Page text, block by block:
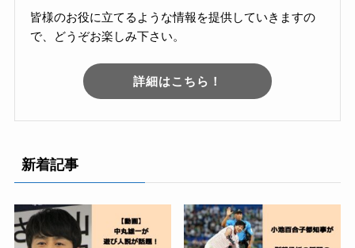
皆様のお役に立てるような情報を提供していきますの
で、どうぞお楽しみ下さい。
詳細はこちら！
新着記事